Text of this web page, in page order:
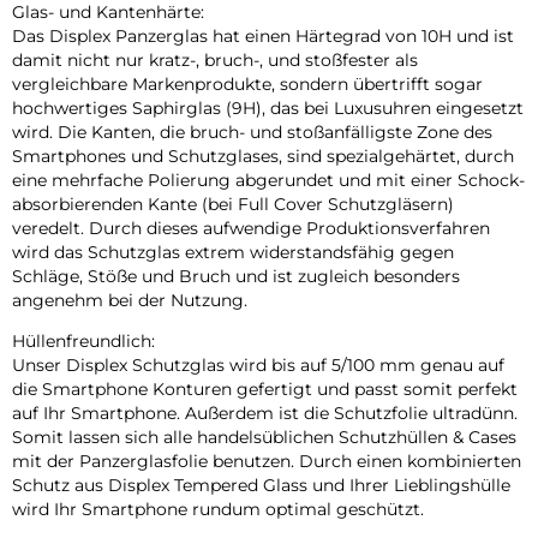
Glas- und Kantenhärte:
Das Displex Panzerglas hat einen Härtegrad von 10H und ist
damit nicht nur kratz-, bruch-, und stoßfester als
vergleichbare Markenprodukte, sondern übertrifft sogar
hochwertiges Saphirglas (9H), das bei Luxusuhren eingesetzt
wird. Die Kanten, die bruch- und stoßanfälligste Zone des
Smartphones und Schutzglases, sind spezialgehärtet, durch
eine mehrfache Polierung abgerundet und mit einer Schock-
absorbierenden Kante (bei Full Cover Schutzgläsern)
veredelt. Durch dieses aufwendige Produktionsverfahren
wird das Schutzglas extrem widerstandsfähig gegen
Schläge, Stöße und Bruch und ist zugleich besonders
angenehm bei der Nutzung.
Hüllenfreundlich:
Unser Displex Schutzglas wird bis auf 5/100 mm genau auf
die Smartphone Konturen gefertigt und passt somit perfekt
auf Ihr Smartphone. Außerdem ist die Schutzfolie ultradünn.
Somit lassen sich alle handelsüblichen Schutzhüllen & Cases
mit der Panzerglasfolie benutzen. Durch einen kombinierten
Schutz aus Displex Tempered Glass und Ihrer Lieblingshülle
wird Ihr Smartphone rundum optimal geschützt.